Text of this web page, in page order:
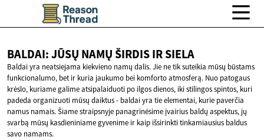
BALDAI: JŪSŲ NAMŲ ŠIRDISIR SIELA
Baldai yra neatsiejama kiekvieno namų dalis. Jie ne tik suteikia mūsų būstams
funkcionalumo, bet ir kuria jaukumo bei komforto atmosferą. Nuo patogaus
krėslo, kuriame galime atsipalaiduoti po ilgos dienos, iki stilingos spintos, kuri
padeda organizuoti mūsų daiktus - baldai yra tie elementai, kurie paverčia
namus namais. Šiame straipsnyje panagrinėsime įvairius baldų aspektus, jų
svarbą mūsų kasdieniniame gyvenime ir kaip išsirinkti tinkamiausius baldus
savo namams.